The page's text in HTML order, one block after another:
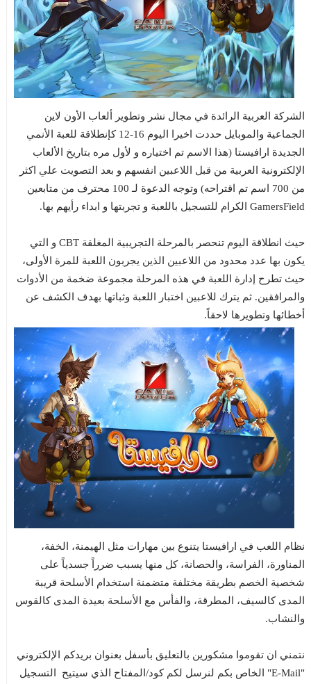
الشركة العربية الرائدة في مجال نشر وتطوير ألعاب الأون لاين
الجماعية والموبايل حددت اخيرا اليوم 16-12 كإنطلاقة للعبة الأنمي
الجديدة ارافيستا (هذا الاسم تم اختياره و لأول مره بتاريخ الألعاب
الإلكترونية العربية من قبل اللاعبين انفسهم و بعد التصويت علي اكثر
من 700 اسم تم اقتراحه) وتوجه الدعوة لـ 100 محترف من متابعين
GamersField الكرام للتسجيل باللعبة و تجربتها و ابداء رأيهم بها.
حيث انطلاقة اليوم تنحصر بالمرحلة التجريبية المغلقة CBT و التي
يكون بها عدد محدود من اللاعبين الذين يجربون اللعبة للمرة الأولى،
حيث تطرح إدارة اللعبة في هذه المرحلة مجموعة ضخمة من الأدوات
والمرافقين. ثم يترك للاعبين اختبار اللعبة وثباتها بهدف الكشف عن
أخطائها وتطويرها لاحقاً.
نظام اللعب في ارافيستا يتنوع بين مهارات مثل الهيمنة، الخفة،
المناورة، الفراسة، والحصانة، كل منها يسبب ضرراً جسدياً على
شخصية الخصم بطريقة مختلفة متضمنة استخدام الأسلحة قريبة
المدى كالسيف، المطرقة، والفأس مع الأسلحة بعيدة المدى كالقوس
والنشاب.
نتمني ان تقوموا مشكورين بالتعليق بأسفل بعنوان بريدكم الإلكتروني
"E-Mail" الخاص بكم لنرسل لكم كود/المفتاح الذي سيتيح التسجيل